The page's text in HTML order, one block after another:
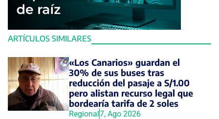
ARTÍCULOS SIMILARES
«Los Canarios» guardan el
30% de sus buses tras
reducción del pasaje a S/1.00
pero alistan recurso legal que
bordearía tarifa de 2 soles
Regional7, Ago 2026